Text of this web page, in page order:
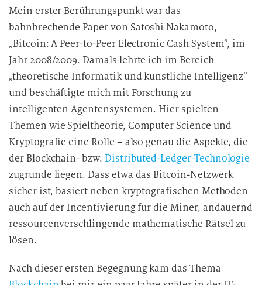
Mein erster Berührungspunkt war das
bahnbrechende Paper von Satoshi Nakamoto,
„Bitcoin: A Peer-to-Peer Electronic Cash System”, im
Jahr 2008/2009. Damals lehrte ich im Bereich
„theoretische Informatik und künstliche Intelligenz“
und beschäftigte mich mit Forschung zu
intelligenten Agentensystemen. Hier spielten
Themen wie Spieltheorie, Computer Science und
Kryptografie eine Rolle – also genau die Aspekte, die
der Blockchain- bzw. Distributed-Ledger-Technologie
zugrunde liegen. Dass etwa das Bitcoin-Netzwerk
sicher ist, basiert neben kryptografischen Methoden
auch auf der Incentivierung für die Miner, andauernd
ressourcenverschlingende mathematische Rätsel zu
lösen.
Nach dieser ersten Begegnung kam das Thema